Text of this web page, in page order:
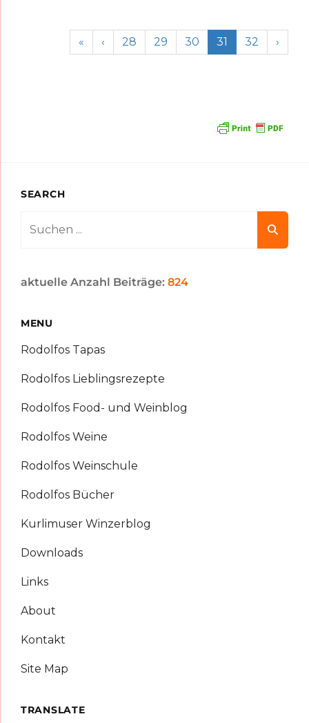
« ‹ 28 29 30 31 32 ›
SEARCH
aktuelle Anzahl Beiträge: 824
MENU
Rodolfos Tapas
Rodolfos Lieblingsrezepte
Rodolfos Food- und Weinblog
Rodolfos Weine
Rodolfos Weinschule
Rodolfos Bücher
Kurlimuser Winzerblog
Downloads
Links
About
Kontakt
Site Map
TRANSLATE